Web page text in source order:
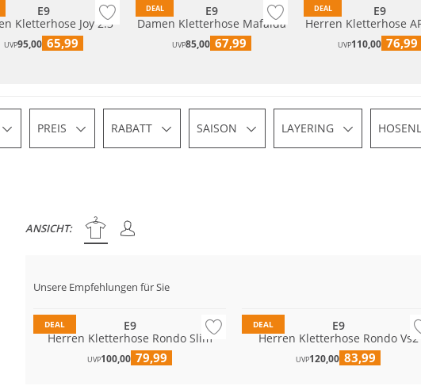
E9
Kletterhose Joy 2.3
UVP95,00 65,99
DEAL
E9
Damen Kletterhose Mafalda
UVP85,00 67,99
DEAL
E9
Herren Kletterhose
UVP110,00 76,99
PREIS RABATT SAISON LAYERING
ANSICHT:
Unsere Empfehlungen für Sie
DEAL
E9
Herren Kletterhose Rondo Slim
UVP100,00 79,99
DEAL
E9
Herren Kletterhose Rondo Vs2
UVP120,00 83,99